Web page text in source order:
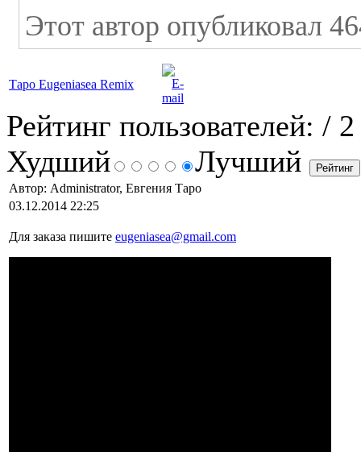
Этот автор опубликовал
Таро Eugeniasea Remix
Рейтинг пользователей: / 2
Худший
Лучший
Автор: Administrator, Евгения Таро
03.12.2014 22:25
Для заказа пишите eugeniasea@gmail.com